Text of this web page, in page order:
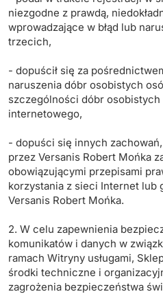
niezgodne z prawdą,
wprowadzające w błąd lub
trzecich,
- dopuścił się za
naruszenia dóbr osobistych
szczególności dóbr
internetowego,
- dopuści się innych
przez Versanis Robert Mońka
obowiązującymi przepisami
korzystania z sieci Internet lub
Versanis Robert Mońka.
2. W celu zapewnienia
komunikatów i danych w
ramach Witryny usługami,
środki techniczne i
zagrożenia bezpieczeństwa